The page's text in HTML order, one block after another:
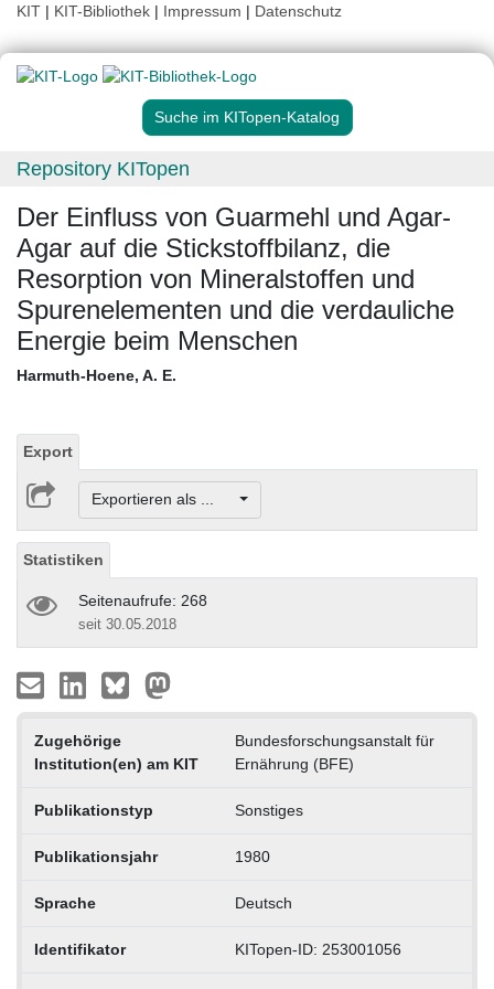
KIT | KIT-Bibliothek | Impressum | Datenschutz
Suche im KITopen-Katalog
Repository KITopen
Der Einfluss von Guarmehl und Agar-
Agar auf die Stickstoffbilanz, die
Resorption von Mineralstoffen und
Spurenelementen und die verdauliche
Energie beim Menschen
Harmuth-Hoene, A. E.
Export
Exportieren als ...
Statistiken
Seitenaufrufe: 268
seit 30.05.2018
Zugehörige
Institution(en) am KIT
Bundesforschungsanstalt für
Ernährung (BFE)
Publikationstyp Sonstiges
Publikationsjahr 1980
Sprache Deutsch
Identifikator KITopen-ID: 253001056